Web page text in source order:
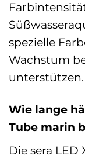
spezielle
Wachstum
unterstützen.
Wie lange
Tube marin
Die sera